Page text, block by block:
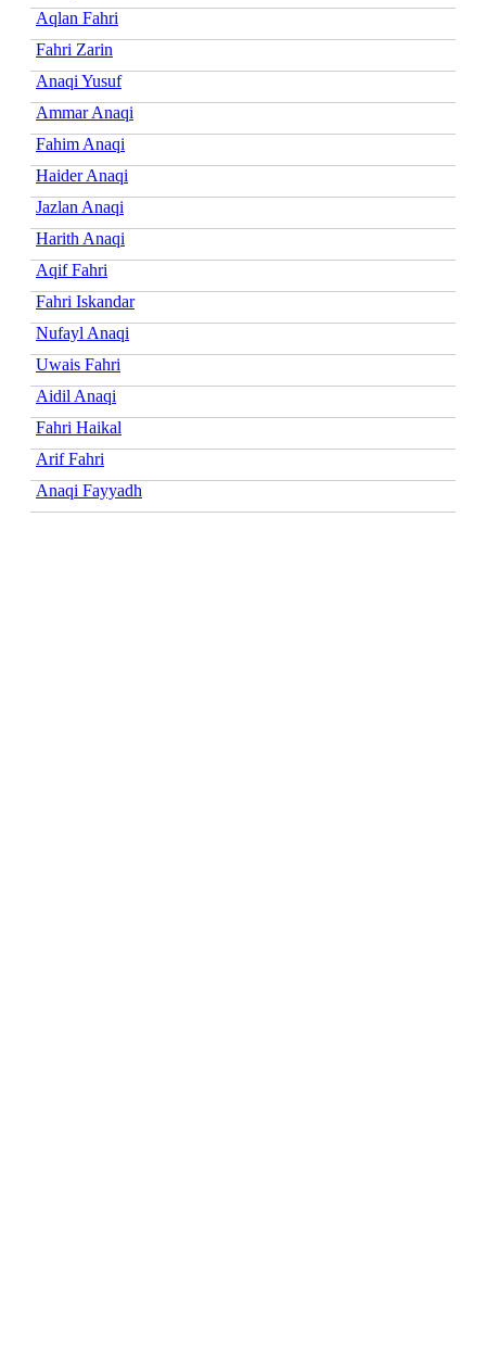
Aqlan Fahri
Fahri Zarin
Anaqi Yusuf
Ammar Anaqi
Fahim Anaqi
Haider Anaqi
Jazlan Anaqi
Harith Anaqi
Aqif Fahri
Fahri Iskandar
Nufayl Anaqi
Uwais Fahri
Aidil Anaqi
Fahri Haikal
Arif Fahri
Anaqi Fayyadh